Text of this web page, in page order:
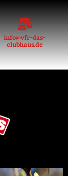
info@vfr-das-
clubhaus.de